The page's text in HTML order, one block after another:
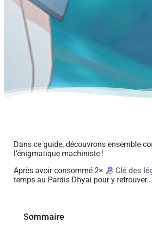
Dans ce guide, découvrons ensemble
l’énigmatique machiniste !
Après avoir consommé 2×
Clé des
temps au Pardis Dhyai pour y retrouver…
Sommaire